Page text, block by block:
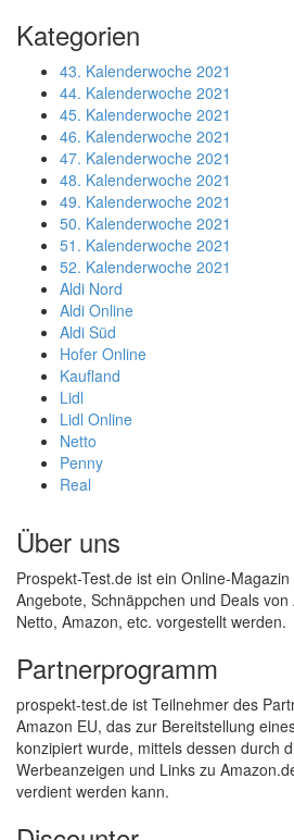
Kategorien
43. Kalenderwoche 2021
44. Kalenderwoche 2021
45. Kalenderwoche 2021
46. Kalenderwoche 2021
47. Kalenderwoche 2021
48. Kalenderwoche 2021
49. Kalenderwoche 2021
50. Kalenderwoche 2021
51. Kalenderwoche 2021
52. Kalenderwoche 2021
Aldi Nord
Aldi Online
Aldi Süd
Hofer Online
Kaufland
Lidl
Lidl Online
Netto
Penny
Real
Über uns
Prospekt-Test.de ist ein Online-
Angebote, Schnäppchen und Deals
Netto, Amazon, etc. vorgestellt werden.
Partnerprogramm
prospekt-test.de ist Teilnehmer des
Amazon EU, das zur Bereitstellung
konzipiert wurde, mittels dessen durch
Werbeanzeigen und Links zu
verdient werden kann.